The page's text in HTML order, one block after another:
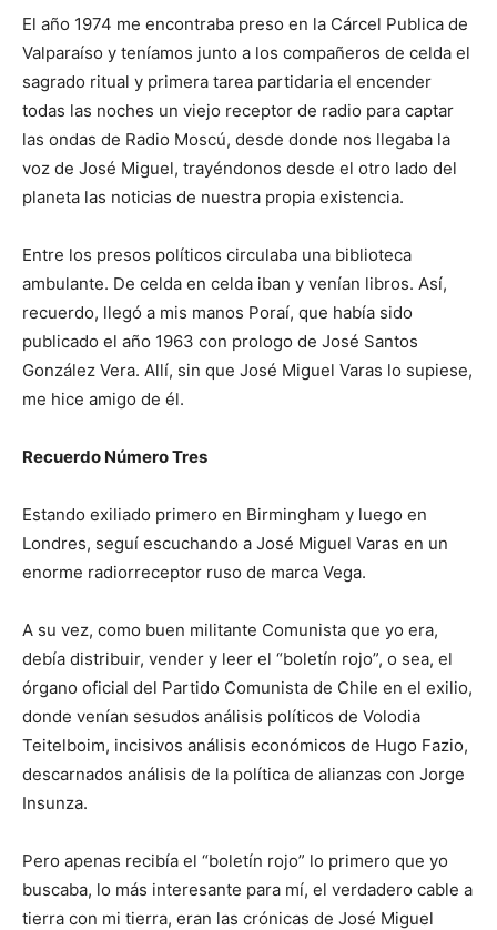
El año 1974 me encontraba preso en la Cárcel Publica de
Valparaíso y teníamos junto a los compañeros de celda el
sagrado ritual y primera tarea partidaria el encender
todas las noches un viejo receptor de radio para captar
las ondas de Radio Moscú, desde donde nos llegaba la
voz de José Miguel, trayéndonos desde el otro lado del
planeta las noticias de nuestra propia existencia.
Entre los presos políticos circulaba una biblioteca
ambulante. De celda en celda iban y venían libros. Así,
recuerdo, llegó a mis manos Poraí, que había sido
publicado el año 1963 con prologo de José Santos
González Vera. Allí, sin que José Miguel Varas lo supiese,
me hice amigo de él.
Recuerdo Número Tres
Estando exiliado primero en Birmingham y luego en
Londres, seguí escuchando a José Miguel Varas en un
enorme radiorreceptor ruso de marca Vega.
A su vez, como buen militante Comunista que yo era,
debía distribuir, vender y leer el “boletín rojo”, o sea, el
órgano oficial del Partido Comunista de Chile en el exilio,
donde venían sesudos análisis políticos de Volodia
Teitelboim, incisivos análisis económicos de Hugo Fazio,
descarnados análisis de la política de alianzas con Jorge
Insunza.
Pero apenas recibía el “boletín rojo” lo primero que yo
buscaba, lo más interesante para mí, el verdadero cable a
tierra con mi tierra, eran las crónicas de José Miguel